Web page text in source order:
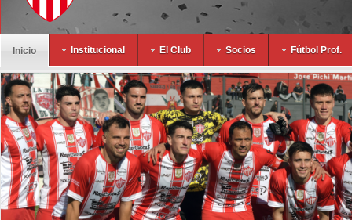
Inicio Institucional El Club Socios Fútbol Prof.